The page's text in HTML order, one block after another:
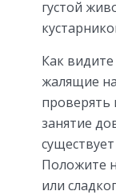
густой
Как
жалящие
проверять
занятие
Положите
или